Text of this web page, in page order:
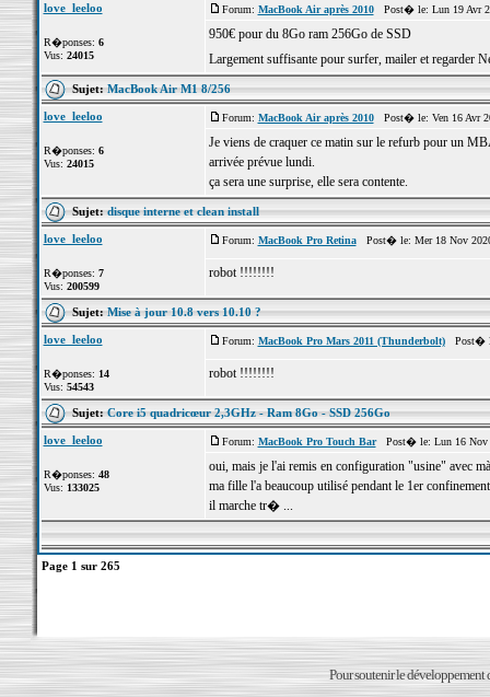
love_leeloo
R�ponses: 6
Vus: 24015
Forum: MacBook Air après 2010Post� le: Lun 19 Avr
950€ pour du 8Go ram 256Go de SSD
Largement suffisante pour surfer, mailer et regarder
Sujet:MacBook Air M1 8/256
love_leeloo
R�ponses: 6
Vus: 24015
Forum: MacBook Air après 2010Post� le: Ven 16 Avr
Je viens de craquer ce matin sur le refurb pour un
arrivée prévue lundi.
ça sera une surprise, elle sera contente.
Sujet:disque interne et clean install
love_leeloo
R�ponses: 7
Vus: 200599
Forum: MacBook Pro RetinaPost� le: Mer 18 Nov
robot !!!!!!!!
Sujet:Mise à jour 10.8 vers 10.10 ?
love_leeloo
R�ponses: 14
Vus: 54543
Forum: MacBook Pro Mars 2011 (Thunderbolt)Post�
robot !!!!!!!!
Sujet:Core i5 quadricœur 2,3GHz - Ram 8Go - SSD 256Go
love_leeloo
R�ponses: 48
Vus: 133025
Forum: MacBook Pro Touch BarPost� le: Lun 16 Nov
oui, mais je l'ai remis en configuration "usine" avec
ma fille l'a beaucoup utilisé pendant le 1er
il marche tr� ...
Page 1 sur 265
Pour soutenir le développement